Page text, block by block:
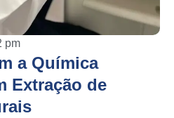
pm
a Química
Extração de